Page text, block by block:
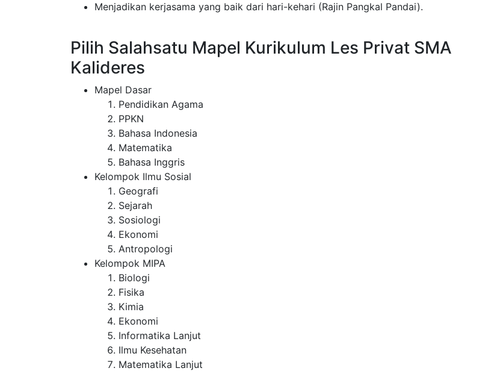
Menjadikan kerjasama yang baik dari hari-kehari (Rajin Pangkal Pandai).
Pilih Salahsatu Mapel Kurikulum Les Privat SMA
Kalideres
Mapel Dasar
Pendidikan Agama
PPKN
Bahasa Indonesia
Matematika
Bahasa Inggris
Kelompok Ilmu Sosial
Geografi
Sejarah
Sosiologi
Ekonomi
Antropologi
Kelompok MIPA
Biologi
Fisika
Kimia
Ekonomi
Informatika Lanjut
Ilmu Kesehatan
Matematika Lanjut